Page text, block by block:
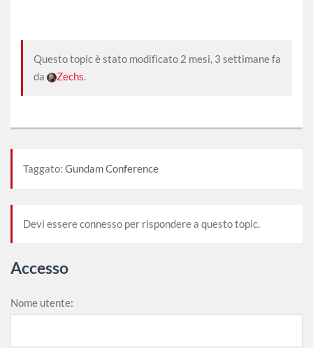
Questo topic è stato modificato 2 mesi, 3 settimane fa
da
Zechs.
Taggato: Gundam Conference
Devi essere connesso per rispondere a questo topic.
Accesso
Nome utente: